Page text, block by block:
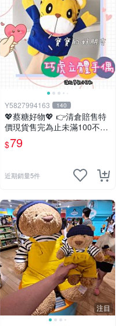
Y5827994163 140
💖蔡糖好物💖 👉清倉賠售特
價現貨售完為止未滿100不出
貨唷🔥❤️不帶配飾純手偶日版
巧虎刷牙手偶❤️親子互動說故
$79
近期銷量5件
注目